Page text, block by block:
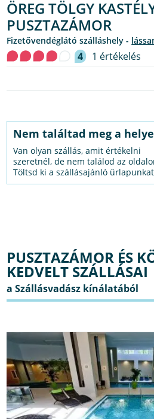
ÖREG TÖLGY
PUSZTAZÁMOR
Fizetővendéglátó szálláshely -
4 1 értékelés
Nem találtad meg a
Van olyan szállás, amit értékelni
szeretnél, de nem találod az
Töltsd ki a szállásajánló
PUSZTAZÁMOR ÉS
KEDVELT SZÁLLÁSAI